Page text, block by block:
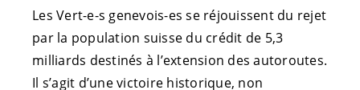
Les Vert-e-s genevois-es se réjouissent du rejet
par la population suisse du crédit de 5,3
milliards destinés à l’extension des autoroutes.
Il s’agit d’une victoire historique, non